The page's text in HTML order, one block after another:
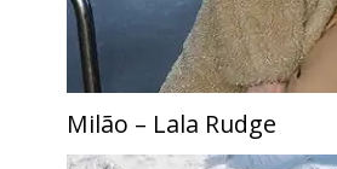
Milão – Lala Rudge